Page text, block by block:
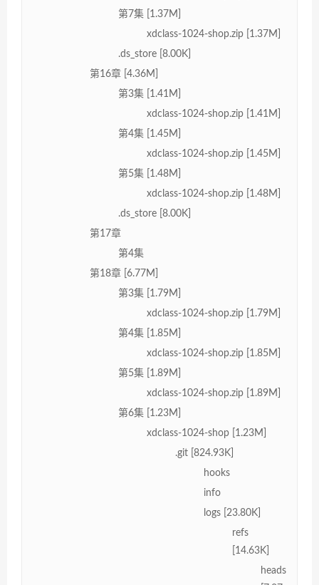
第7集 [1.37M]
xdclass-1024-shop.zip [1.37M]
.ds_store [8.00K]
第16章 [4.36M]
第3集 [1.41M]
xdclass-1024-shop.zip [1.41M]
第4集 [1.45M]
xdclass-1024-shop.zip [1.45M]
第5集 [1.48M]
xdclass-1024-shop.zip [1.48M]
.ds_store [8.00K]
第17章
第4集
第18章 [6.77M]
第3集 [1.79M]
xdclass-1024-shop.zip [1.79M]
第4集 [1.85M]
xdclass-1024-shop.zip [1.85M]
第5集 [1.89M]
xdclass-1024-shop.zip [1.89M]
第6集 [1.23M]
xdclass-1024-shop [1.23M]
.git [824.93K]
hooks
info
logs [23.80K]
refs
[14.63K]
heads